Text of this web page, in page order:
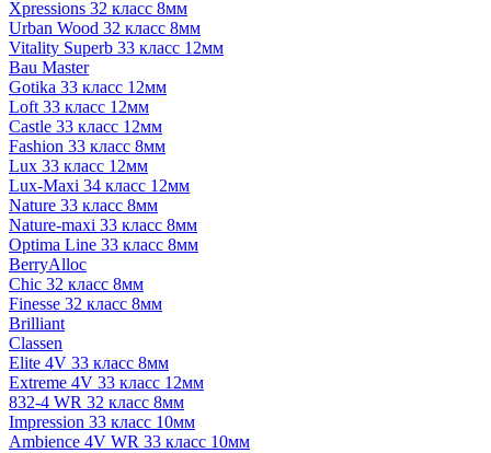
Xpressions 32 класс 8мм
Urban Wood 32 класс 8мм
Vitality Superb 33 класс 12мм
Bau Master
Gotika 33 класс 12мм
Loft 33 класс 12мм
Castle 33 класс 12мм
Fashion 33 класс 8мм
Lux 33 класс 12мм
Lux-Maxi 34 класс 12мм
Nature 33 класс 8мм
Nature-maxi 33 класс 8мм
Optima Line 33 класс 8мм
BerryAlloc
Chic 32 класс 8мм
Finesse 32 класс 8мм
Brilliant
Classen
Elite 4V 33 класс 8мм
Extreme 4V 33 класс 12мм
832-4 WR 32 класс 8мм
Impression 33 класс 10мм
Ambience 4V WR 33 класс 10мм